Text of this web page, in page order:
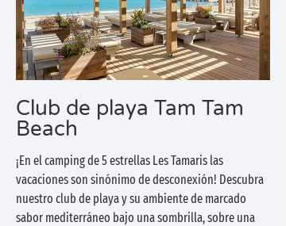
Club de playa Tam Tam
Beach
¡En el camping de 5 estrellas Les Tamaris las
vacaciones son sinónimo de desconexión! Descubra
nuestro club de playa y su ambiente de marcado
sabor mediterráneo bajo una sombrilla, sobre una